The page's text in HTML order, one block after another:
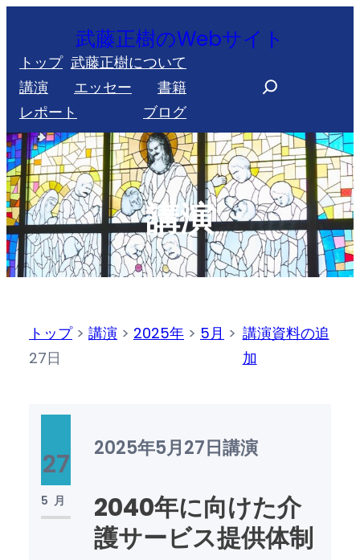
を
ス
キ
ッ
プ
武藤正樹のWebサイト
トップ 武藤正樹について
講演
エッセー
書籍
レポート
ブログ
r
c
h
講演
トップ> 講演 > 2025年 > 5月 >
27日
講演資料の追
加
27
5月
2025年5月27日講演
2040年に向けた介
護サービス提供体制